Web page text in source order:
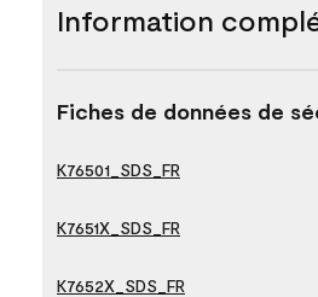
Information
Fiches de données de
K76501_SDS_FR
K7651X_SDS_FR
K7652X_SDS_FR